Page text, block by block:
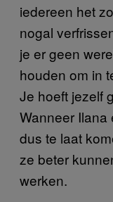
iedereen het
nogal
je er geen
houden om in
Je hoeft jezelf
Wanneer Ilana
dus te laat
ze beter
werken.